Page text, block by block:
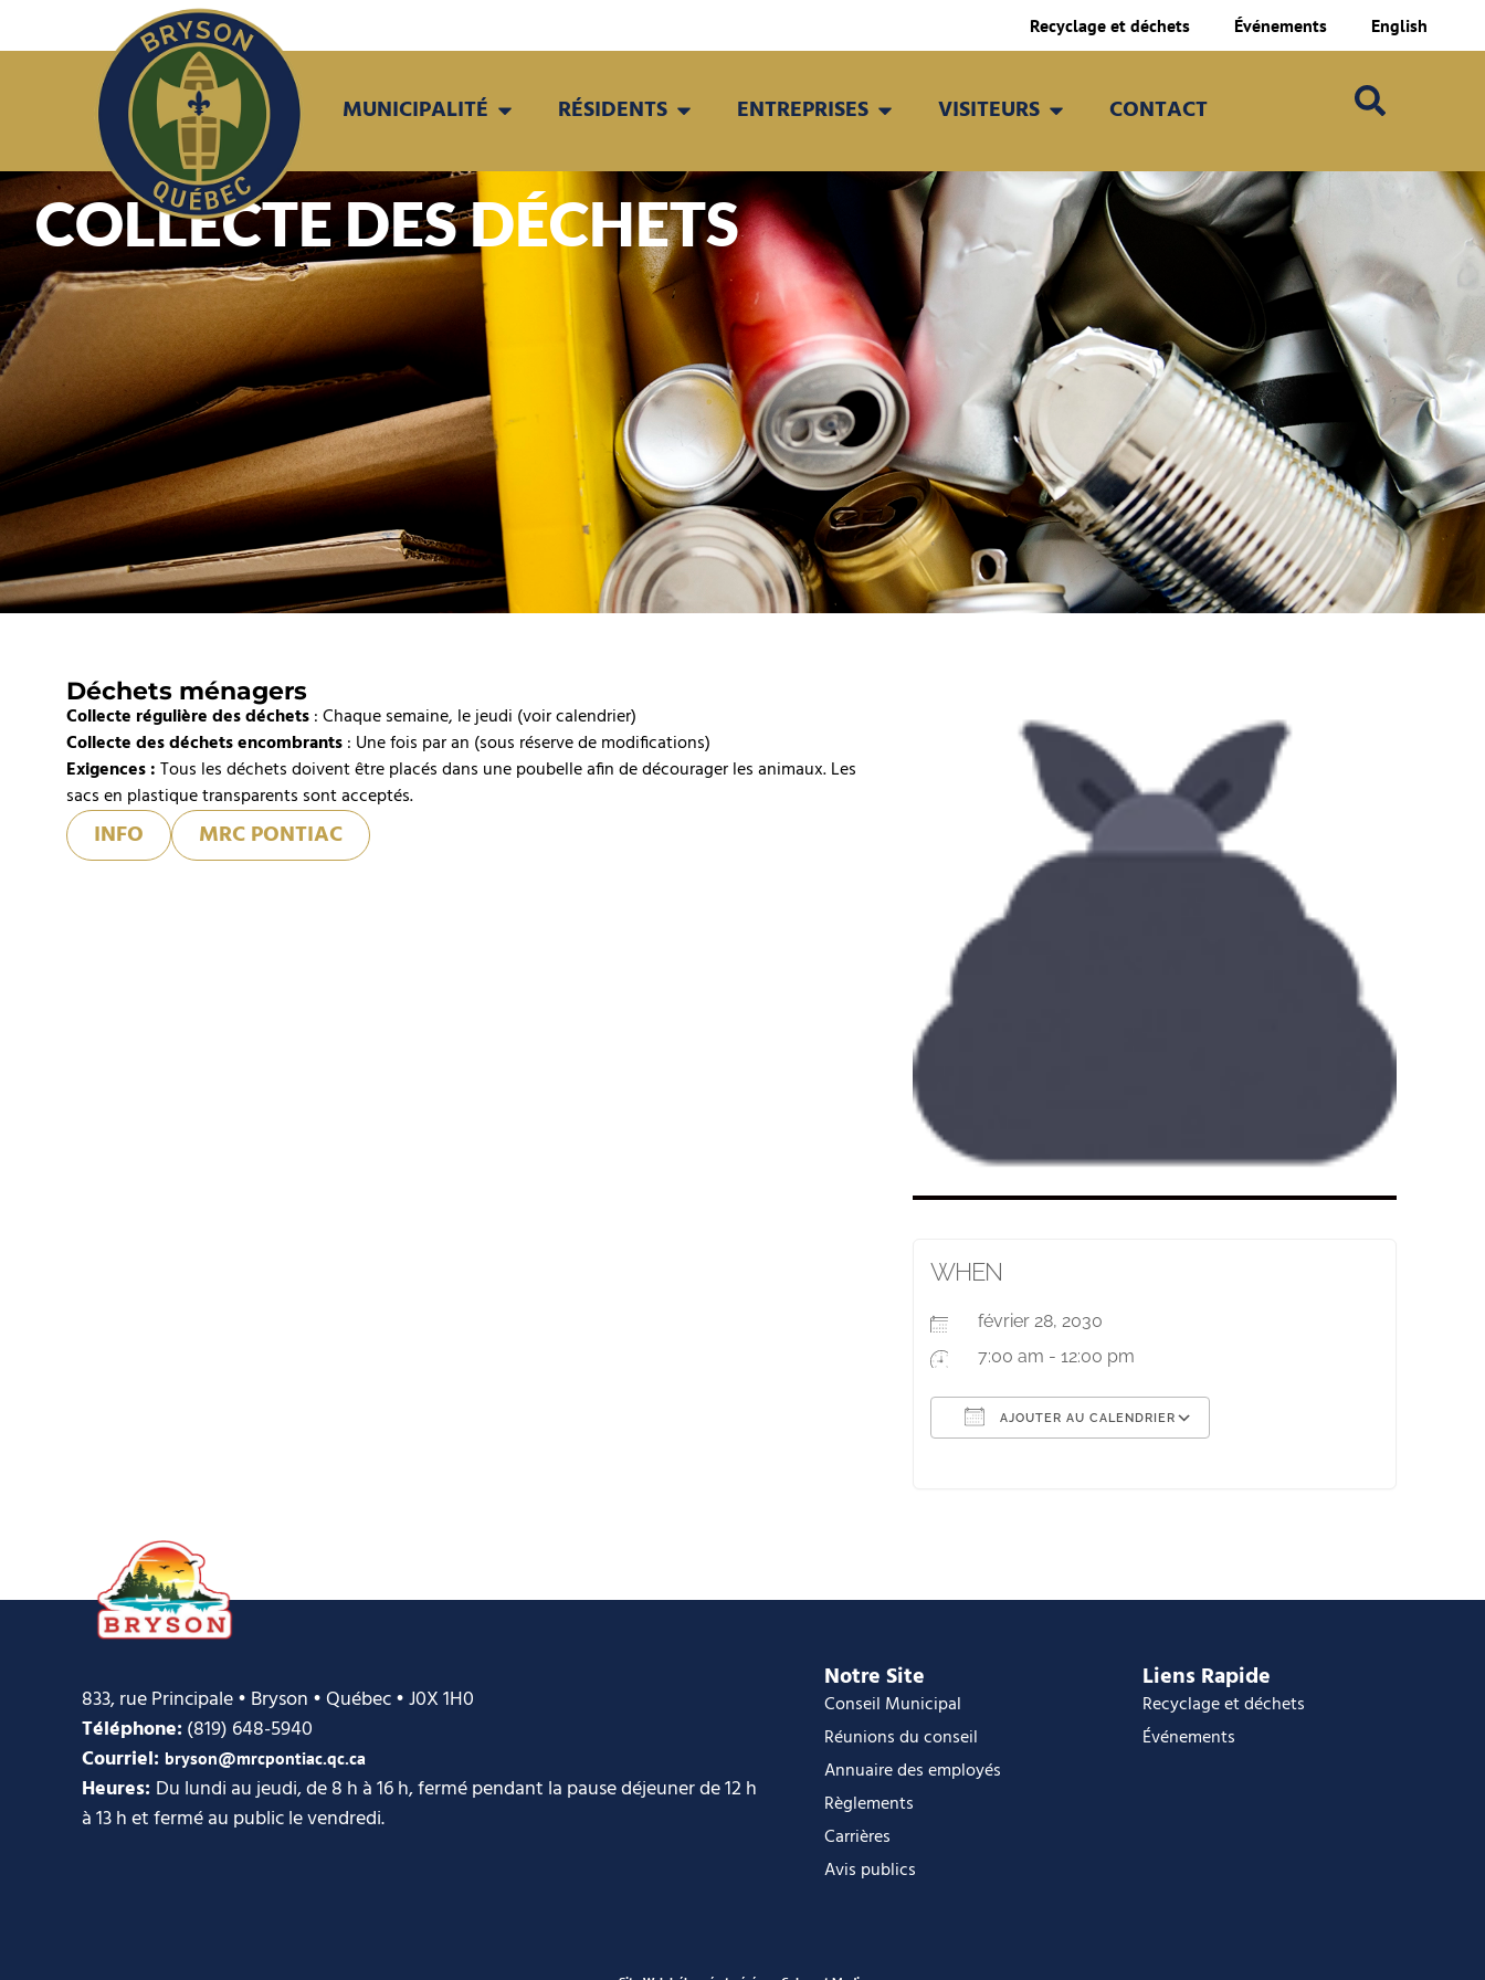
Recyclage et déchets Événements English
MUNICIPALITÉ RÉSIDENTS ENTREPRISES VISITEURS CONTACT
COLLECTE DES DÉCHETS
Déchets ménagers
Collecte régulière des déchets: Chaque semaine, le jeudi (voir calendrier)
Collecte des déchets encombrants: Une fois par an (sous réserve de modifications)
Exigences :Tous les déchets doivent être placés dans une poubelle afin de décourager les animaux. Les
sacs en plastique transparents sont acceptés.
INFO MRC PONTIAC
WHEN
février 28, 2030
7:00 am - 12:00 pm
AJOUTER AU CALENDRIER
833, rue Principale • Bryson • Québec • J0X 1H0
Téléphone:(819) 648-5940
Courriel: bryson@mrcpontiac.qc.ca
Heures: Du lundi au jeudi, de 8 h à 16 h, fermé pendant la pause déjeuner de 12 h
à 13 h et fermé au public le vendredi.
Notre Site
Conseil Municipal
Réunions du conseil
Annuaire des employés
Règlements
Carrières
Avis publics
Liens Rapide
Recyclage et déchets
Événements